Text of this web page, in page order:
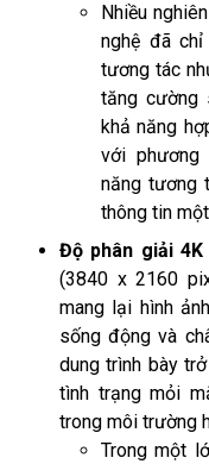
Nhiều
nghệ đã
tương tác
tăng cường
khả năng
với phương
năng tương
thông tin
Độ phân giải 4K
(3840 x 2160
mang lại hình
sống động và
dung trình bày
tình trạng mỏi
trong môi trường
Trong một